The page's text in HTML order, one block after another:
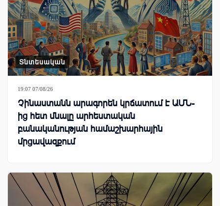
Տնտեսական
19:07 07/08/26
Չինաստանն արագորեն կրճատում է ԱՄՆ-
ից հետ մնալը արհեստական
բանականության համաշխարհային
մրցավազքում